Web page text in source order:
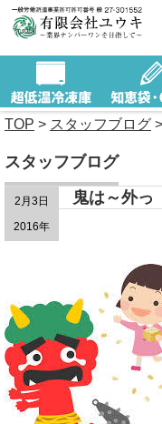
TOP > スタッフブログ >
スタッフブログ
2月3日
2016年
鬼は～外っ